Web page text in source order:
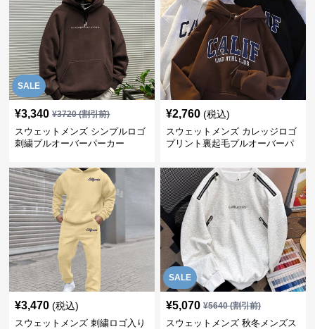
SALE
¥3,340 ¥3720(割引前)
スウェットメンズ シンプルロゴ
刺繍プルオーバーパーカー
¥2,760 (税込)
スウェットメンズ カレッジロゴ
プリント裏起毛プルオーバーパ
¥3,470 (税込)
スウェットメンズ 刺繍ロゴ入り
SALE
¥5,070 ¥5640(割引前)
スウェットメンズ 秋冬メンズス